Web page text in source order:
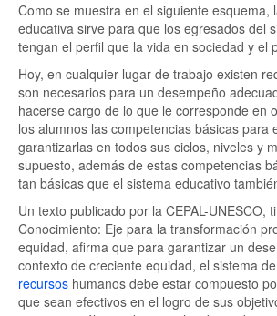
Como se muestra en el siguiente esquema,
educativa sirve para que los egresados del
tengan el perfil que la vida en sociedad y el
Hoy, en cualquier lugar de trabajo existen
son necesarios para un desempeño
hacerse cargo de lo que le corresponde en
los alumnos las competencias básicas para
garantizarlas en todos sus ciclos, niveles y
supuesto, además de estas competencias
tan básicas que el sistema educativo
Un texto publicado por la CEPAL-UNESCO,
Conocimiento: Eje para la transformación
equidad, afirma que para garantizar un
contexto de creciente equidad, el sistema
recursos humanos debe estar compuesto
que sean efectivos en el logro de sus